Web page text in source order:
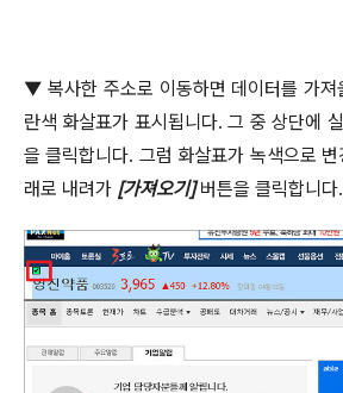
▼ 복사한 주소로 이동하면 데이터를 가
란색 화살표가 표시됩니다.그 중 상단에
을 클릭합니다. 그럼 화살표가 녹색으로
래로 내려가 [가져오기] 버튼을 클릭합니다.